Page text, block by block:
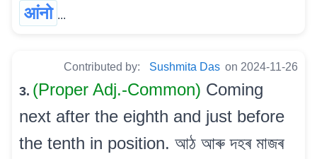
आंनो ...
Contributed by: Sushmita Das on 2024-11-26
3. (Proper Adj.-Common) Coming
next after the eighth and just before
the tenth in position. আঠ আৰু দহৰ মাজৰ